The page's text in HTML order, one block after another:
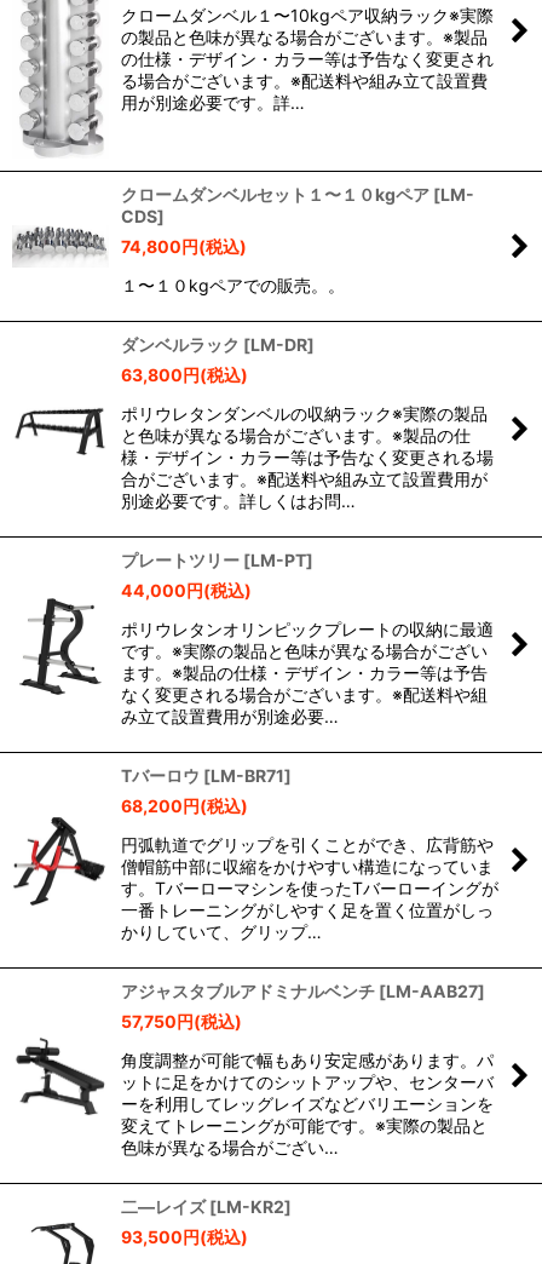
クロームダンベル１〜10kgペア収納ラック※実際
の製品と色味が異なる場合がございます。※製品
の仕様・デザイン・カラー等は予告なく変更され
る場合がございます。※配送料や組み立て設置費
用が別途必要です。詳…
クロームダンベルセット１〜１０kgペア [LM-
CDS]
74,800円(税込)
１〜１０kgペアでの販売。。
ダンベルラック [LM-DR]
63,800円(税込)
ポリウレタンダンベルの収納ラック※実際の製品
と色味が異なる場合がございます。※製品の仕
様・デザイン・カラー等は予告なく変更される場
合がございます。※配送料や組み立て設置費用が
別途必要です。詳しくはお問…
プレートツリー [LM-PT]
44,000円(税込)
ポリウレタンオリンピックプレートの収納に最適
です。※実際の製品と色味が異なる場合がござい
ます。※製品の仕様・デザイン・カラー等は予告
なく変更される場合がございます。※配送料や組
み立て設置費用が別途必要…
Tバーロウ [LM-BR71]
68,200円(税込)
円弧軌道でグリップを引くことができ、広背筋や
僧帽筋中部に収縮をかけやすい構造になっていま
す。Tバーローマシンを使ったTバーローイングが
一番トレーニングがしやすく足を置く位置がしっ
かりしていて、グリップ…
アジャスタブルアドミナルベンチ [LM-AAB27]
57,750円(税込)
角度調整が可能で幅もあり安定感があります。パ
ットに足をかけてのシットアップや、センターバ
ーを利用してレッグレイズなどバリエーションを
変えてトレーニングが可能です。※実際の製品と
色味が異なる場合がござい…
二―レイズ [LM-KR2]
93,500円(税込)